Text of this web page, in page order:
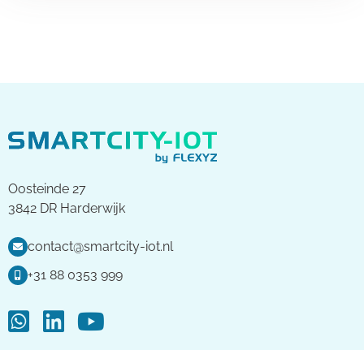
Oosteinde 27
3842 DR Harderwijk
contact@smartcity-iot.nl
+31 88 0353 999